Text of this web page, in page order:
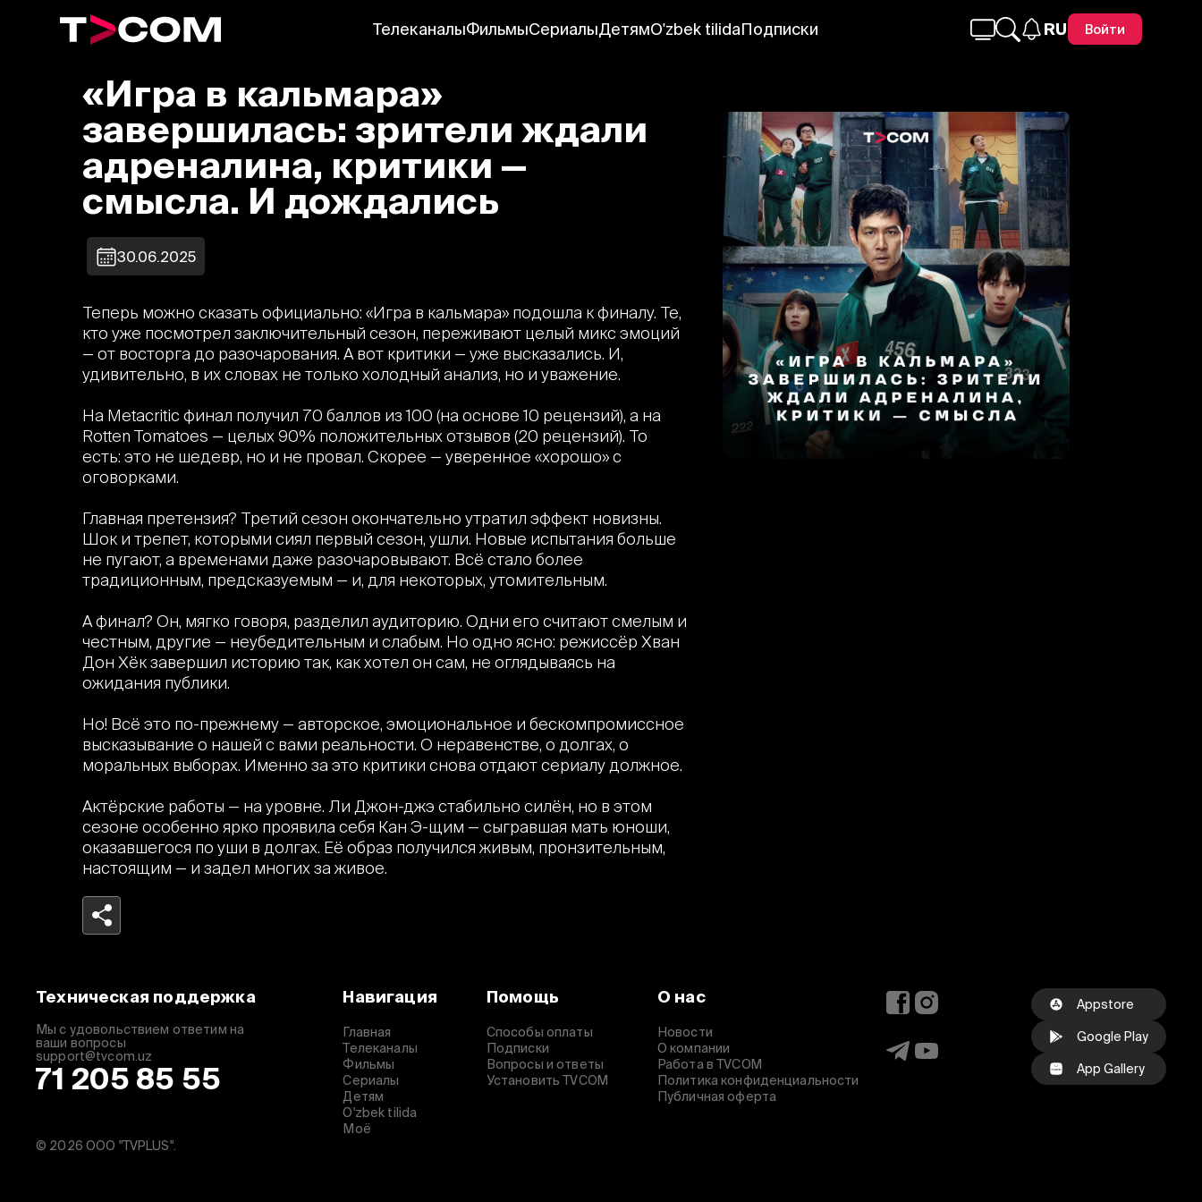
ТелеканалыФильмыСериалыДетямO'zbek tilidaПодписки RU Войти
«Игра в кальмара»
завершилась: зрители ждали
адреналина, критики —
смысла. И дождались
30.06.2025
Теперь можно сказать официально: «Игра в кальмара» подошла к финалу. Те,
кто уже посмотрел заключительный сезон, переживают целый микс эмоций
— от восторга до разочарования. А вот критики — уже высказались. И,
удивительно, в их словах не только холодный анализ, но и уважение.
На Metacritic финал получил 70 баллов из 100 (на основе 10 рецензий), а на
Rotten Tomatoes — целых 90% положительных отзывов (20 рецензий). То
есть: это не шедевр, но и не провал. Скорее — уверенное «хорошо» с
оговорками.
Главная претензия? Третий сезон окончательно утратил эффект новизны.
Шок и трепет, которыми сиял первый сезон, ушли. Новые испытания больше
не пугают, а временами даже разочаровывают. Всё стало более
традиционным, предсказуемым — и, для некоторых, утомительным.
А финал? Он, мягко говоря, разделил аудиторию. Одни его считают смелым и
честным, другие — неубедительным и слабым. Но одно ясно: режиссёр Хван
Дон Хёк завершил историю так, как хотел он сам, не оглядываясь на
ожидания публики.
Но! Всё это по-прежнему — авторское, эмоциональное и бескомпромиссное
высказывание о нашей с вами реальности. О неравенстве, о долгах, о
моральных выборах. Именно за это критики снова отдают сериалу должное.
Актёрские работы — на уровне. Ли Джон-джэ стабильно силён, но в этом
сезоне особенно ярко проявила себя Кан Э-щим — сыгравшая мать юноши,
оказавшегося по уши в долгах. Её образ получился живым, пронзительным,
настоящим — и задел многих за живое.
Копировать ссылку
Техническая поддержка
Мы с удовольствием ответим на
ваши вопросы
support@tvcom.uz
71 205 85 55
© 2026 ООО "TVPLUS".
Навигация
Главная
Телеканалы
Фильмы
Сериалы
Детям
O'zbek tilida
Моё
Помощь
Способы оплаты
Подписки
Вопросы и ответы
Установить TVCOM
О нас
Новости
О компании
Работа в TVCOM
Политика конфиденциальности
Публичная оферта
Appstore
Google Play
App Gallery